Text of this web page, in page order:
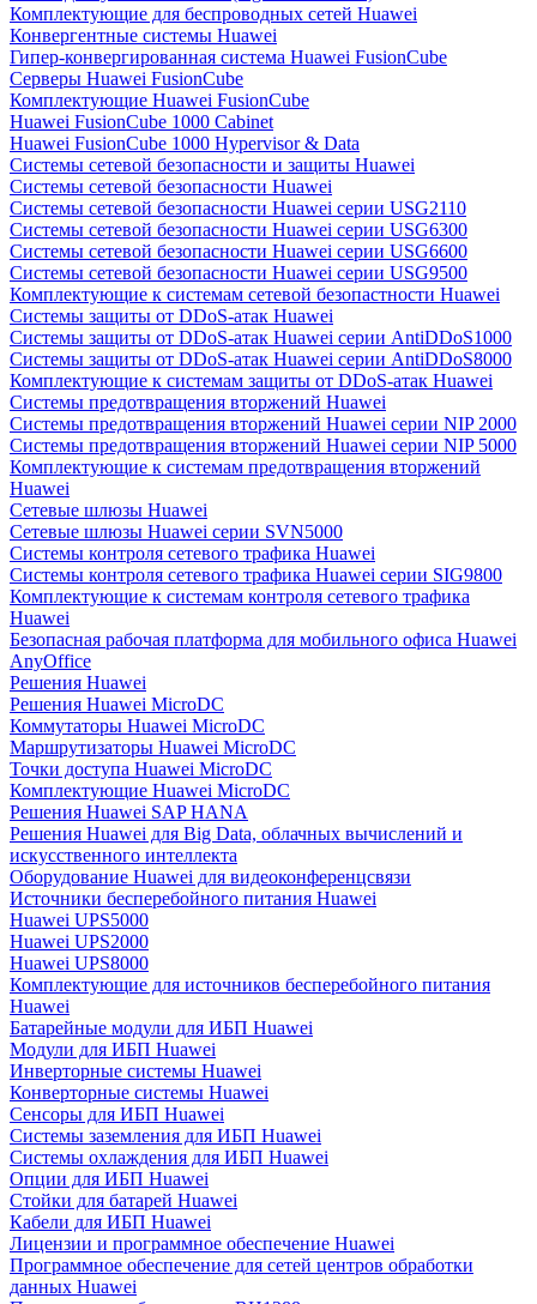
Комплектующие для беспроводных сетей Huawei
Конвергентные системы Huawei
Гипер-конвергированная система Huawei FusionCube
Серверы Huawei FusionCube
Комплектующие Huawei FusionCube
Huawei FusionCube 1000 Cabinet
Huawei FusionCube 1000 Hypervisor & Data
Системы сетевой безопасности и защиты Huawei
Системы сетевой безопасности Huawei
Системы сетевой безопасности Huawei серии USG2110
Системы сетевой безопасности Huawei серии USG6300
Системы сетевой безопасности Huawei серии USG6600
Системы сетевой безопасности Huawei серии USG9500
Комплектующие к системам сетевой безопастности Huawei
Системы защиты от DDoS-атак Huawei
Системы защиты от DDoS-атак Huawei серии AntiDDoS1000
Системы защиты от DDoS-атак Huawei серии AntiDDoS8000
Комплектующие к системам защиты от DDoS-атак Huawei
Системы предотвращения вторжений Huawei
Системы предотвращения вторжений Huawei серии NIP 2000
Системы предотвращения вторжений Huawei серии NIP 5000
Комплектующие к системам предотвращения вторжений
Huawei
Сетевые шлюзы Huawei
Сетевые шлюзы Huawei серии SVN5000
Системы контроля сетевого трафика Huawei
Системы контроля сетевого трафика Huawei серии SIG9800
Комплектующие к системам контроля сетевого трафика
Huawei
Безопасная рабочая платформа для мобильного офиса Huawei
AnyOffice
Решения Huawei
Решения Huawei MicroDC
Коммутаторы Huawei MicroDC
Маршрутизаторы Huawei MicroDC
Точки доступа Huawei MicroDC
Комплектующие Huawei MicroDC
Решения Huawei SAP HANA
Решения Huawei для Big Data, облачных вычислений и
искусственного интеллекта
Оборудование Huawei для видеоконференцсвязи
Источники бесперебойного питания Huawei
Huawei UPS5000
Huawei UPS2000
Huawei UPS8000
Комплектующие для источников бесперебойного питания
Huawei
Батарейные модули для ИБП Huawei
Модули для ИБП Huawei
Инверторные системы Huawei
Конверторные системы Huawei
Сенсоры для ИБП Huawei
Системы заземления для ИБП Huawei
Системы охлаждения для ИБП Huawei
Опции для ИБП Huawei
Стойки для батарей Huawei
Кабели для ИБП Huawei
Лицензии и программное обеспечение Huawei
Программное обеспечение для сетей центров обработки
данных Huawei